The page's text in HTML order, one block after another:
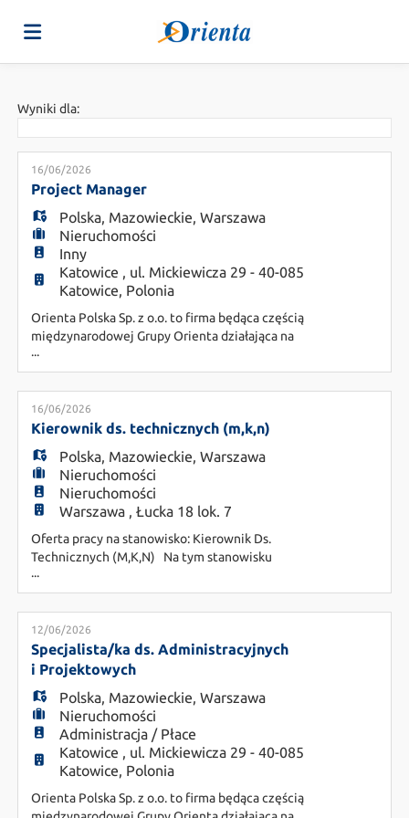
główna
Oferty
Pracy
Załaduj
swoje
CV
Login
Język
EN
FR
IT
DE
ES
PL
CS
Wyniki dla:
16/06/2026
Project Manager
Polska, Mazowieckie, Warszawa
Nieruchomości
Inny
Katowice , ul. Mickiewicza 29 - 40-085
Katowice, Polonia
Orienta Polska Sp. z o.o. to firma będąca częścią
międzynarodowej Grupy Orienta działająca na
podstawie wpisu do rejestru agencji zatrudnienia
nr 13347. Posiadamy trzydziestoletnie
doświadczenia na włoskim rynku pracy, co
pozycjonuje nas w czołówce najważniejszych firm
specjalizujących się w zarządzaniu zasobami
...
16/06/2026
Kierownik ds. technicznych (m,k,n)
Polska, Mazowieckie, Warszawa
Nieruchomości
Nieruchomości
Warszawa , Łucka 18 lok. 7
Oferta pracy na stanowisko: Kierownik Ds.
Technicznych (M,K,N) Na tym stanowisku
będziesz odpowiadać za całościowe zarządzanie
infrastrukturą techniczną rozległej nieruchomości
o powierzchni ok. 9 ha, obejmującej blisko 50 000
m² przestrzeni produkcyjnej, magazynowej oraz
biurowej. Twoją rolą będzie zapewnienie
sprawnego funkcjonowania ob
...
12/06/2026
Specjalista/ka ds. Administracyjnych
i Projektowych
Polska, Mazowieckie, Warszawa
Nieruchomości
Administracja / Płace
Katowice , ul. Mickiewicza 29 - 40-085
Katowice, Polonia
Orienta Polska Sp. z o.o. to firma będąca częścią